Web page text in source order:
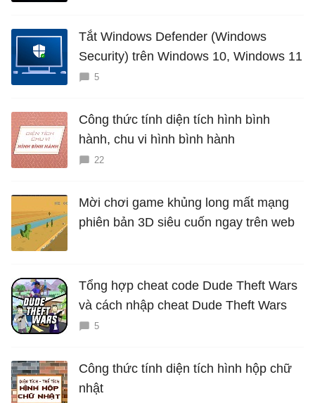
Tắt Windows Defender (Windows
Security) trên Windows 10, Windows 11
5
Công thức tính diện tích hình bình
hành, chu vi hình bình hành
22
Mời chơi game khủng long mất mạng
phiên bản 3D siêu cuốn ngay trên web
Tổng hợp cheat code Dude Theft Wars
và cách nhập cheat Dude Theft Wars
5
Công thức tính diện tích hình hộp chữ
nhật